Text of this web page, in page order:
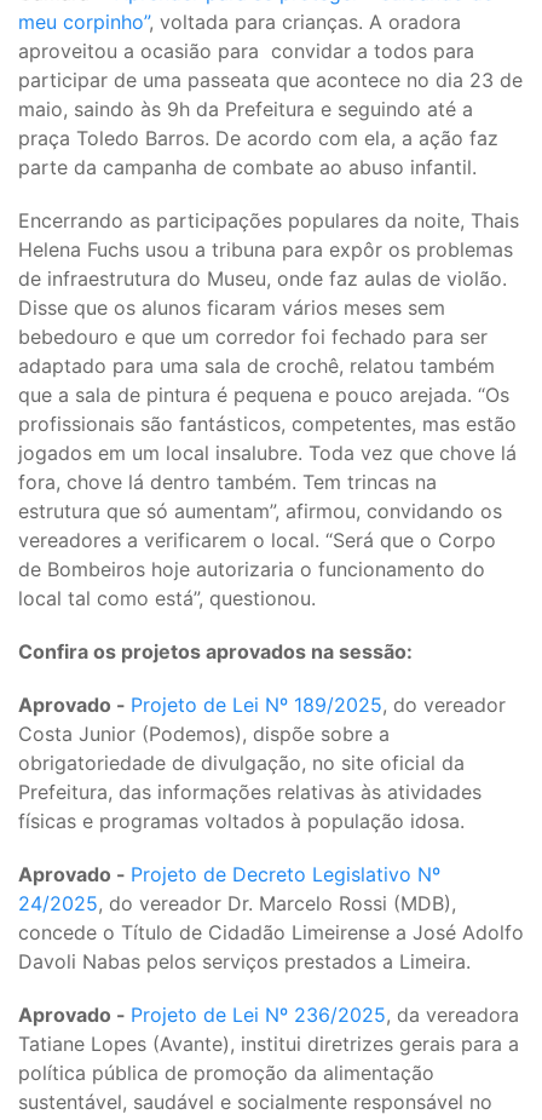
meu corpinho”, voltada para crianças. A oradora
aproveitou a ocasião para convidar a todos para
participar de uma passeata que acontece no dia 23 de
maio, saindo às 9h da Prefeitura e seguindo até a
praça Toledo Barros. De acordo com ela, a ação faz
parte da campanha de combate ao abuso infantil.
Encerrando as participações populares da noite, Thais
Helena Fuchs usou a tribuna para expôr os problemas
de infraestrutura do Museu, onde faz aulas de violão.
Disse que os alunos ficaram vários meses sem
bebedouro e que um corredor foi fechado para ser
adaptado para uma sala de crochê, relatou também
que a sala de pintura é pequena e pouco arejada. “Os
profissionais são fantásticos, competentes, mas estão
jogados em um local insalubre. Toda vez que chove lá
fora, chove lá dentro também. Tem trincas na
estrutura que só aumentam”, afirmou, convidando os
vereadores a verificarem o local. “Será que o Corpo
de Bombeiros hoje autorizaria o funcionamento do
local tal como está”, questionou.
Confira os projetos aprovados na sessão:
Aprovado - Projeto de Lei Nº 189/2025, do vereador
Costa Junior (Podemos), dispõe sobre a
obrigatoriedade de divulgação, no site oficial da
Prefeitura, das informações relativas às atividades
físicas e programas voltados à população idosa.
Aprovado - Projeto de Decreto Legislativo Nº
24/2025, do vereador Dr. Marcelo Rossi (MDB),
concede o Título de Cidadão Limeirense a José Adolfo
Davoli Nabas pelos serviços prestados a Limeira.
Aprovado - Projeto de Lei Nº 236/2025, da vereadora
Tatiane Lopes (Avante), institui diretrizes gerais para a
política pública de promoção da alimentação
sustentável, saudável e socialmente responsável no